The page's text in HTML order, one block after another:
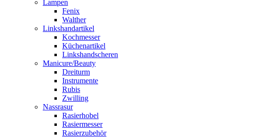
Lampen
Fenix
Walther
Linkshandartikel
Kochmesser
Küchenartikel
Linkshandscheren
Manicure/Beauty
Dreiturm
Instrumente
Rubis
Zwilling
Nassrasur
Rasierhobel
Rasiermesser
Rasierzubehör